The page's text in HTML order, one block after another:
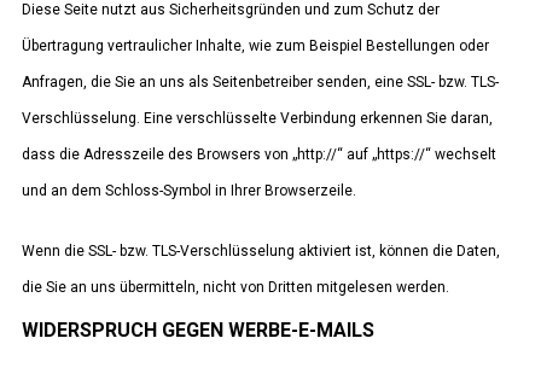
Diese Seite nutzt aus Sicherheitsgründen und zum Schutz der
Übertragung vertraulicher Inhalte, wie zum Beispiel Bestellungen oder
Anfragen, die Sie an uns als Seitenbetreiber senden, eine SSL- bzw. TLS-
Verschlüsselung. Eine verschlüsselte Verbindung erkennen Sie daran,
dass die Adresszeile des Browsers von „http://“ auf „https://“ wechselt
und an dem Schloss-Symbol in Ihrer Browserzeile.
Wenn die SSL- bzw. TLS-Verschlüsselung aktiviert ist, können die Daten,
die Sie an uns übermitteln, nicht von Dritten mitgelesen werden.
WIDERSPRUCH GEGEN WERBE-E-MAILS